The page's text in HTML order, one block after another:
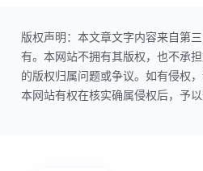
版权声明：本文章文字内容来自第
有。本网站不拥有其版权，也不承
的版权归属问题或争议。如有侵权，
本网站有权在核实确属侵权后，予以